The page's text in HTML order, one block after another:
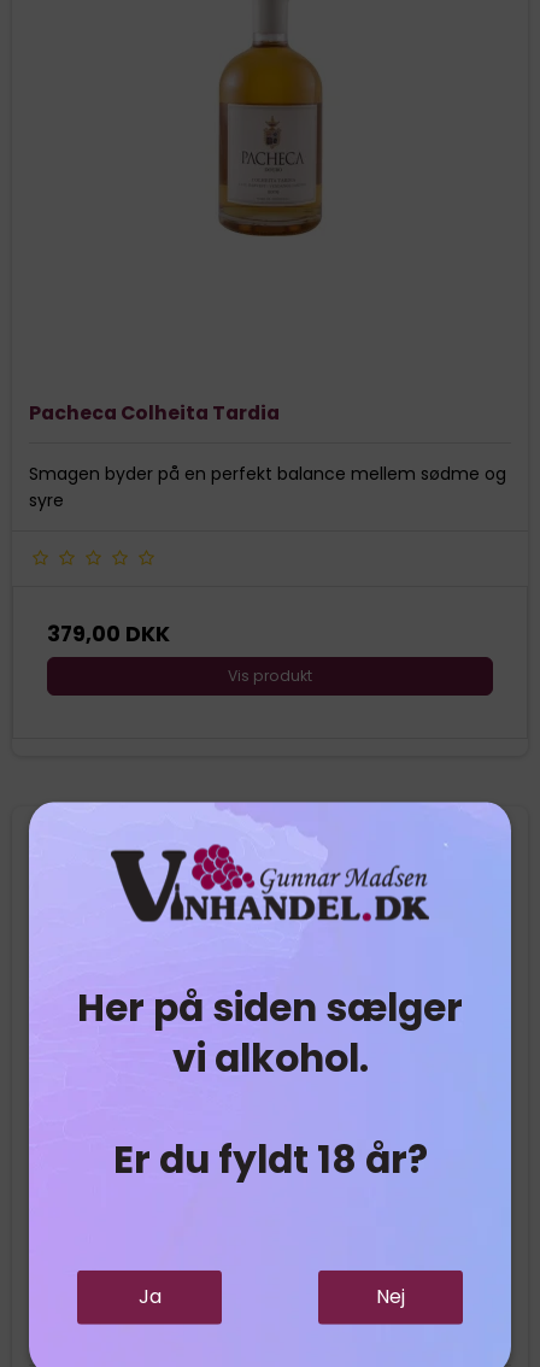
Her på siden sælger
vi alkohol.
Er du fyldt 18 år?
Ja Nej
Pacheca Colheita Tardia
Smagen byder på en perfekt balance mellem sødme og
syre
379,00 DKK
Vis produkt